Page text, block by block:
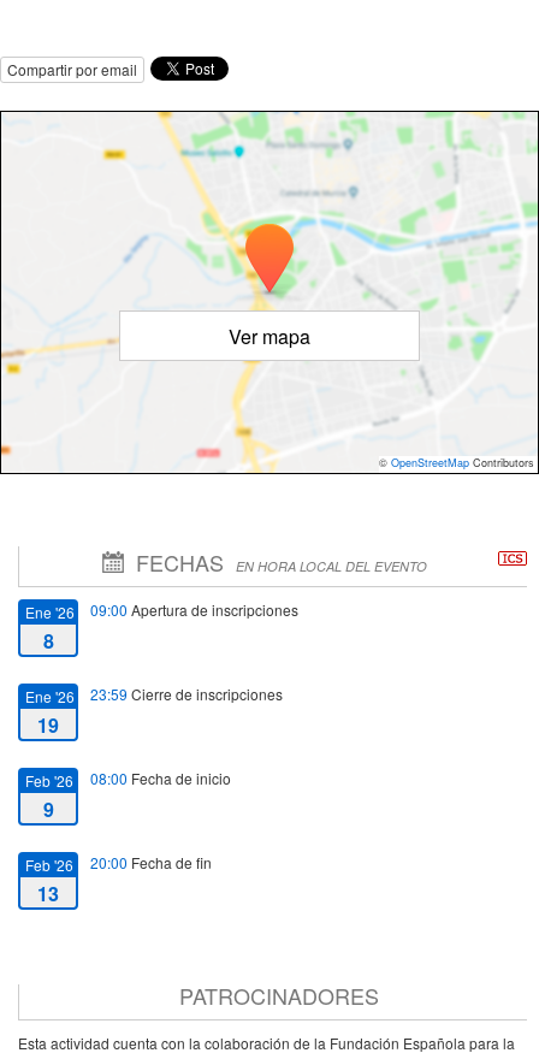
Compartir por email
Ver mapa
© OpenStreetMap Contributors
FECHAS EN HORA LOCAL DEL EVENTO
Ene '26
8
09:00 Apertura de inscripciones
Ene '26
19
23:59 Cierre de inscripciones
Feb '26
9
08:00 Fecha de inicio
Feb '26
13
20:00 Fecha de fin
PATROCINADORES
Esta actividad cuenta con la colaboración de la Fundación Española para la